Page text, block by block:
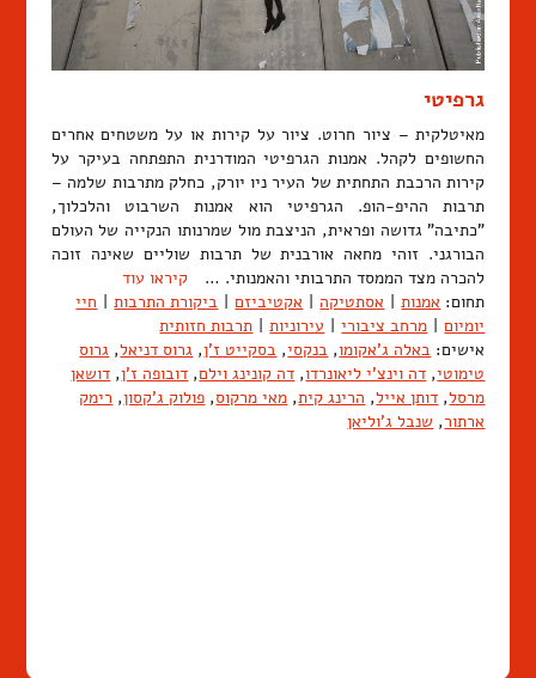
גרפיטי
מאיטלקית – ציור חרוט. ציור על קירות או על משטחים אחרים
החשופים לקהל. אמנות הגרפיטי המודרנית התפתחה בעיקר על
קירות הרכבת התחתית של העיר ניו יורק, כחלק מתרבות שלמה –
תרבות ההיפ-הופ. הגרפיטי הוא אמנות השרבוט והלכלוך,
"כתיבה" גדושה ופראית, הניצבת מול שמרנותו הנקייה של העולם
הבורגני. זוהי מחאה אורבנית של תרבות שוליים שאינה זוכה
להכרה מצד הממסד התרבותי והאמנותי. … קיראו עוד
תחום: אמנות אסתטיקה אקטיביזם ביקורת התרבות
חיי
יומיום
מרחב ציבורי עירוניות
תרבות חזותית
אישים: באלה ג'אקומו, בנקסי, בסקייט ז'ן, גרוס דניאל, גרוס
טימוטי, דה וינצ'י ליאונרדו, דה קונינג וילם, דובופה ז'ן, דושאן
מרסל, דותן אייל, הרינג קית, מאי מרקוס, פולוק ג'קסון, רימק
ארתור, שנבל ג'וליאן